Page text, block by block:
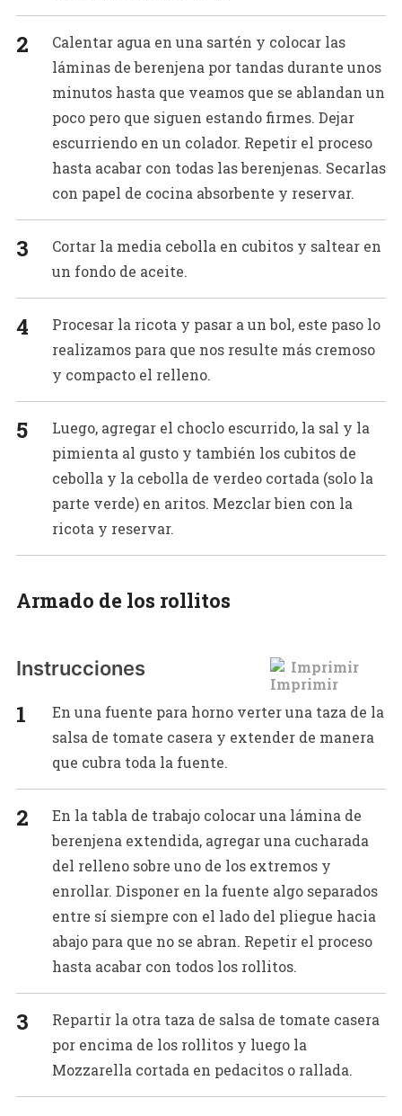
Calentar agua en una sartén y colocar las
láminas de berenjena por tandas durante unos
minutos hasta que veamos que se ablandan un
poco pero que siguen estando firmes. Dejar
escurriendo en un colador. Repetir el proceso
hasta acabar con todas las berenjenas. Secarlas
con papel de cocina absorbente y reservar.
Cortar la media cebolla en cubitos y saltear en
un fondo de aceite.
Procesar la ricota y pasar a un bol, este paso lo
realizamos para que nos resulte más cremoso
y compacto el relleno.
Luego, agregar el choclo escurrido, la sal y la
pimienta al gusto y también los cubitos de
cebolla y la cebolla de verdeo cortada (solo la
parte verde) en aritos. Mezclar bien con la
ricota y reservar.
Armado de los rollitos
Imprimir
Instrucciones
En una fuente para horno verter una taza de la
salsa de tomate casera y extender de manera
que cubra toda la fuente.
En la tabla de trabajo colocar una lámina de
berenjena extendida, agregar una cucharada
del relleno sobre uno de los extremos y
enrollar. Disponer en la fuente algo separados
entre sí siempre con el lado del pliegue hacia
abajo para que no se abran. Repetir el proceso
hasta acabar con todos los rollitos.
Repartir la otra taza de salsa de tomate casera
por encima de los rollitos y luego la
Mozzarella cortada en pedacitos o rallada.